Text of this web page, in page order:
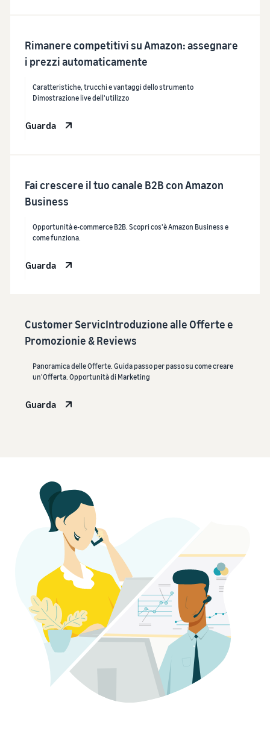
Rimanere competitivi su Amazon: assegnare
i prezzi automaticamente
Caratteristiche, trucchi e vantaggi dello strumento
Dimostrazione live dell'utilizzo
Guarda
Fai crescere il tuo canale B2B con Amazon
Business
Opportunità e-commerce B2B. Scopri cos'è Amazon Business e
come funziona.
Guarda
Customer ServicIntroduzione alle Offerte e
Promozionie & Reviews
Panoramica delle Offerte. Guida passo per passo su come creare
un'Offerta. Opportunità di Marketing
Guarda